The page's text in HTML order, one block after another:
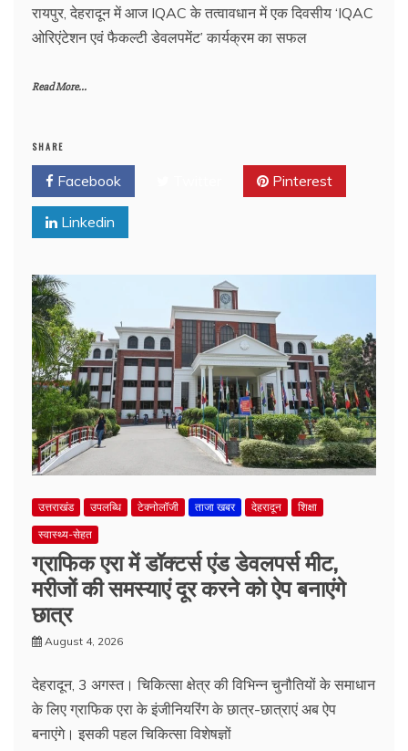
रायपुर, देहरादून में आज IQAC के तत्वावधान में एक दिवसीय ‘IQAC
ओरिएंटेशन एवं फैकल्टी डेवलपमेंट’ कार्यक्रम का सफल
Read More...
SHARE
Facebook Pinterest
Linkedin
उत्तराखंड उपलब्धि टेक्नोलॉजी ताजा खबर देहरादून
शिक्षा
स्वास्थ्य-सेहत
ग्राफिक एरा में डॉक्टर्स एंड डेवलपर्स मीट,
मरीजों की समस्याएं दूर करने को ऐप बनाएंगे
छात्र
August 4, 2026
देहरादून, 3 अगस्त। चिकित्सा क्षेत्र की विभिन्न चुनौतियों के समाधान
के लिए ग्राफिक एरा के इंजीनियरिंग के छात्र-छात्राएं अब ऐप
बनाएंगे। इसकी पहल चिकित्सा विशेषज्ञों